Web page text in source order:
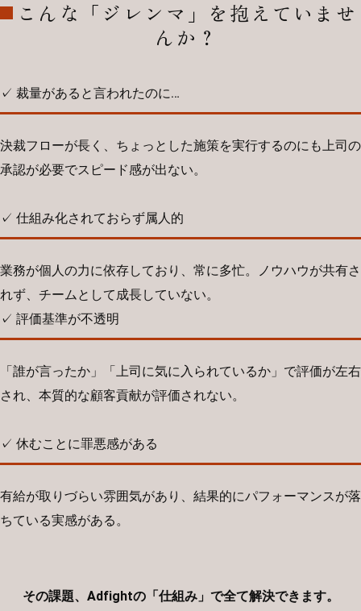
こんな「ジレンマ」を抱えていませ
んか？
✓ 裁量があると言われたのに…
決裁フローが長く、ちょっとした施策を実行するのにも上司の
承認が必要でスピード感が出ない。
✓ 仕組み化されておらず属人的
業務が個人の力に依存しており、常に多忙。ノウハウが共有さ
れず、チームとして成長していない。
✓ 評価基準が不透明
「誰が言ったか」「上司に気に入られているか」で評価が左右
され、本質的な顧客貢献が評価されない。
✓ 休むことに罪悪感がある
有給が取りづらい雰囲気があり、結果的にパフォーマンスが落
ちている実感がある。
その課題、Adfightの「仕組み」で全て解決できます。